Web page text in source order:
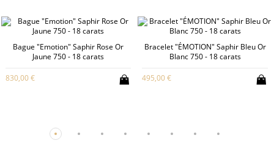
Bague "Emotion" Saphir Rose Or
Jaune 750 - 18 carats
830,00 €
Bracelet "ÉMOTION" Saphir Bleu Or
Blanc 750 - 18 carats
495,00 €